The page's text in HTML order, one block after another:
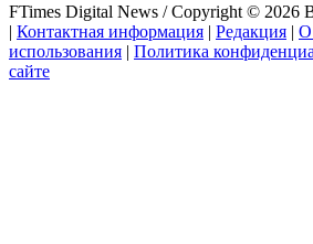
FTimes Digital News / Copyright © 2026
| Контактная информация | Редакция | О
использования | Политика
сайте